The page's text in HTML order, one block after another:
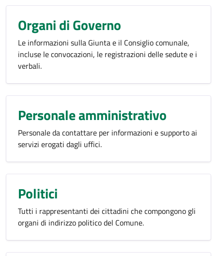
Organi di Governo
Le informazioni sulla Giunta e il Consiglio comunale,
incluse le convocazioni, le registrazioni delle sedute e i
verbali.
Personale amministrativo
Personale da contattare per informazioni e supporto ai
servizi erogati dagli uffici.
Politici
Tutti i rappresentanti dei cittadini che compongono gli
organi di indirizzo politico del Comune.